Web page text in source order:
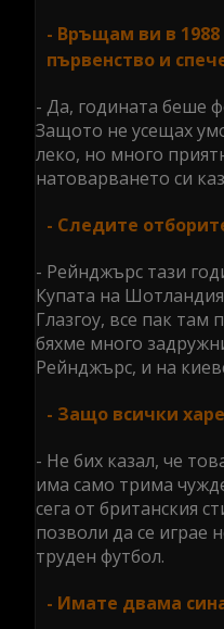
- Връщам ви в
първенство и
- Да, годината беше
Защото не усещах
леко, но много
натоварването си
- Следите
- Рейнджърс тази
Купата на
Глазгоу, все пак
бяхме много
Рейнджърс, и на
- Защо всички
- Не бих казал, че
има само трима
сега от британския
позволи да се играе
труден футбол.
- Имате двама